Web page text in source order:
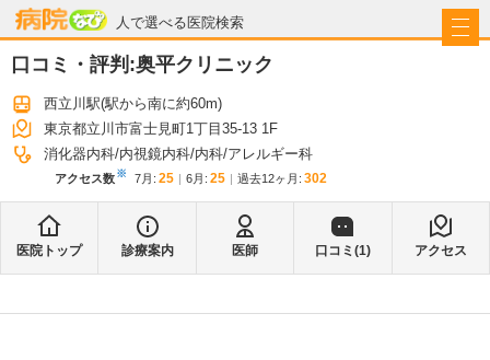
人で選べる医院検索
病院なび
口コミ・評判:奥平クリニック
西立川駅(駅から南に約60m)
東京都立川市富士見町1丁目35-13 1F
消化器内科 内視鏡内科 内科 アレルギー科
アクセス数※ 7月 : 25 6月 : 25 過去12ヶ月: 302
医院トップ 診療案内 医師 口コミ(1) アクセス